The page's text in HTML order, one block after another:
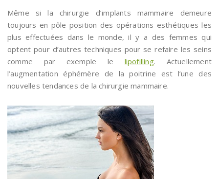
Même si la chirurgie d’implants mammaire demeure
toujours en pôle position des opérations esthétiques les
plus effectuées dans le monde, il y a des femmes qui
optent pour d’autres techniques pour se refaire les seins
comme par exemple le lipofilling. Actuellement
l’augmentation éphémère de la poitrine est l’une des
nouvelles tendances de la chirurgie mammaire.